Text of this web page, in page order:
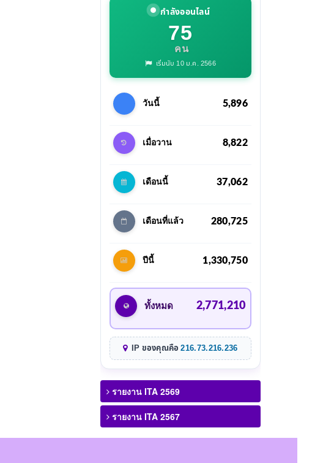
กำลังออนไลน์
75
คน
เริ่มนับ 10 ม.ค. 2566
วันนี้ 5,896
เมื่อวาน 8,822
เดือนนี้ 37,062
เดือนที่แล้ว 280,725
ปีนี้ 1,330,750
ทั้งหมด 2,771,210
IP ของคุณคือ216.73.216.236
รายงาน ITA 2569
รายงาน ITA 2567